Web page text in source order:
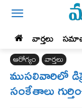
వార్తలు
ఆరోగ్యం వార్తలు
ముసలివారిలో
సంకేతాలు